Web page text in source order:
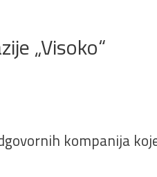
„Visoko“
kompanija